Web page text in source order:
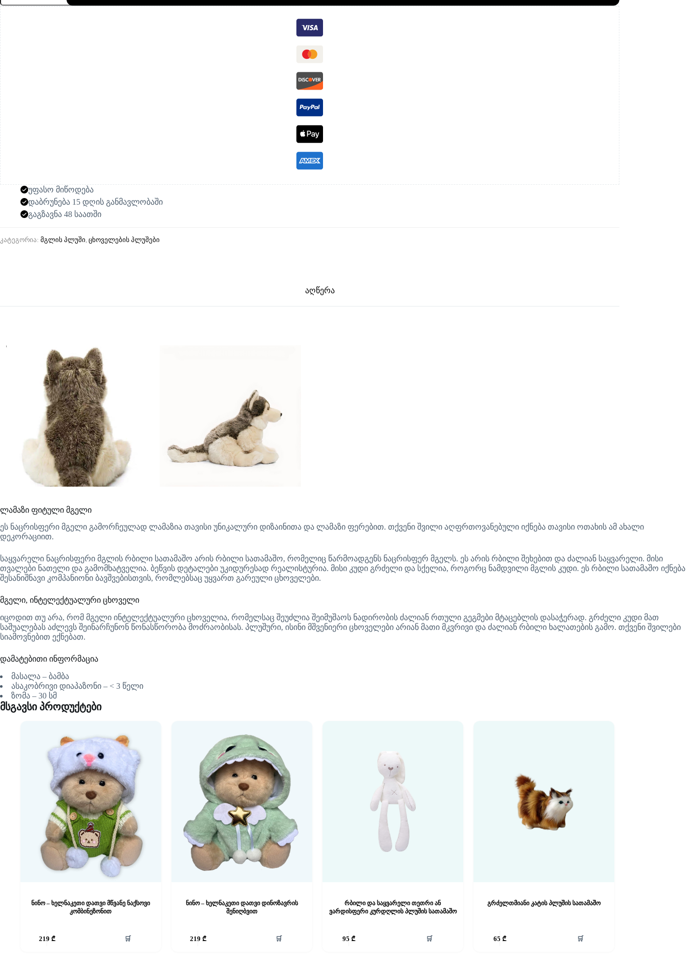
მგლის
პლუშის
სათამაშო
უფასო მიწოდება
დაბრუნება 15 დღის განმავლობაში
გაგზავნა 48 საათში
კატეგორია: მგლის პლუში, ცხოველების პლუშები
აღწერა
ლამაზი ფიტული მგელი
ეს ნაცრისფერი მგელი გამორჩეულად ლამაზია თავისი უნიკალური დიზაინითა და ლამაზი ფერებით. თქვენი შვილი აღფრთოვანებული იქნება თავისი ოთახის ამ ახალი
დეკორაციით.
საყვარელი ნაცრისფერი მგლის რბილი სათამაშო არის რბილი სათამაშო, რომელიც წარმოადგენს ნაცრისფერ მგელს. ეს არის რბილი შეხებით და ძალიან საყვარელი. მისი
თვალები ნათელი და გამომხატველია. ბეწვის დეტალები უკიდურესად რეალისტურია. მისი კუდი გრძელი და სქელია, როგორც ნამდვილი მგლის კუდი. ეს რბილი სათამაშო იქნება
შესანიშნავი კომპანიონი ბავშვებისთვის, რომლებსაც უყვართ გარეული ცხოველები.
მგელი, ინტელექტუალური ცხოველი
იცოდით თუ არა, რომ მგელი ინტელექტუალური ცხოველია, რომელსაც შეუძლია შეიმუშაოს ნადირობის ძალიან რთული გეგმები მტაცებლის დასაჭერად. გრძელი კუდი მათ
საშუალებას აძლევს შეინარჩუნონ წონასწორობა მოძრაობისას. პლუშური, ისინი მშვენიერი ცხოველები არიან მათი მკვრივი და ძალიან რბილი ხალათების გამო. თქვენი შვილები
სიამოვნებით ექნებათ.
დამატებითი ინფორმაცია
მასალა – ბამბა
ასაკობრივი დიაპაზონი – < 3 წელი
ზომა – 30 სმ
მსგავსი პროდუქტები
ნინო – ხელნაკეთი დათვი მწვანე ნაქსოვი
კომბინეზონით
219 ₾ 🛒
ნინო – ხელნაკეთი დათვი დინოზავრის
შენიღბვით
219 ₾ 🛒
რბილი და საყვარელი თეთრი ან
ვარდისფერი კურდღლის პლუშის სათამაშო
95 ₾ 🛒
გრძელთმიანი კატის პლუშის სათამაშო
65 ₾ 🛒